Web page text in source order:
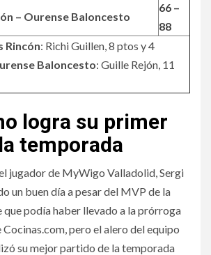
– Ourense Baloncesto
66 –
88
Rincón: Richi Guillen, 8 ptos y 4
Baloncesto: Guille Rejón, 11
logra su primer
temporada
jugador de MyWigo Valladolid, Sergi
un buen día a pesar del MVP de la
que podía haber llevado a la prórroga
pero el alero del equipo
su mejor partido de la temporada